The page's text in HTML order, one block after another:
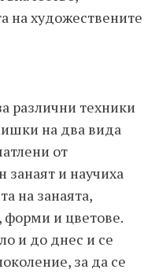
на художествените
различни техники
на два вида
от
занаят и научиха
на занаята,
форми и цветове.
и до днес и се
за да се